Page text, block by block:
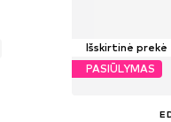
Išskirtinė prekė
PASIŪLYMAS